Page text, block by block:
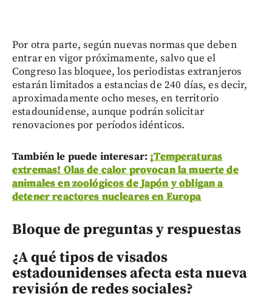
Por otra parte, según nuevas normas que deben
entrar en vigor próximamente, salvo que el
Congreso las bloquee, los periodistas extranjeros
estarán limitados a estancias de 240 días, es decir,
aproximadamente ocho meses, en territorio
estadounidense, aunque podrán solicitar
renovaciones por períodos idénticos.
También le puede interesar: ¡Temperaturas
extremas! Olas de calor provocan la muerte de
animales en zoológicos de Japón y obligan a
detener reactores nucleares en Europa
Bloque de preguntas y respuestas
¿A qué tipos de visados
estadounidenses afecta esta nueva
revisión de redes sociales?